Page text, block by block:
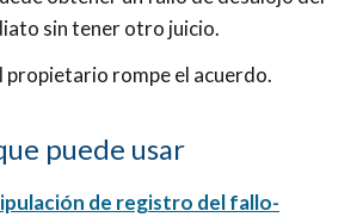
sin tener otro juicio.
propietario rompe el acuerdo.
puede usar
de registro del fallo-